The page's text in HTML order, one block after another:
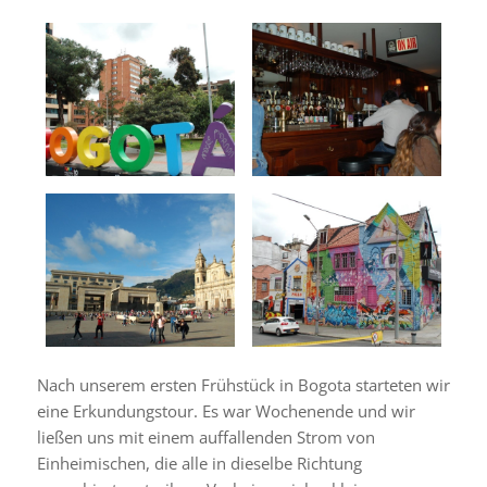
Nach unserem ersten Frühstück in Bogota starteten wir
eine Erkundungstour. Es war Wochenende und wir
ließen uns mit einem auffallenden Strom von
Einheimischen, die alle in dieselbe Richtung